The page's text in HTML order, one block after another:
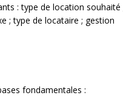
: type de location souhaité
; type de locataire ; gestion
fondamentales :